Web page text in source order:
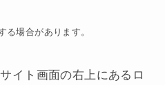
場合があります。
イト画面の右上にあるロ